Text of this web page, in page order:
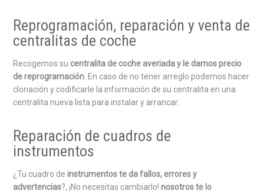
Reprogramación, reparación y venta de
centralitas de coche
Recogemos su centralita de coche averiada y le damos precio
de reprogramación . En caso de no tener arreglo podemos hacer
clonación y codificarle la información de su centralita en una
centralita nueva lista para instalar y arrancar.
Reparación de cuadros de
instrumentos
¿Tu cuadro deinstrumentos te da fallos, errores y
advertencias?, ¡No necesitas cambiarlo!nosotros te lo